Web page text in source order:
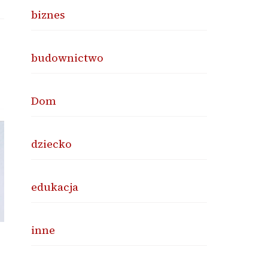
biznes
budownictwo
Dom
dziecko
edukacja
inne